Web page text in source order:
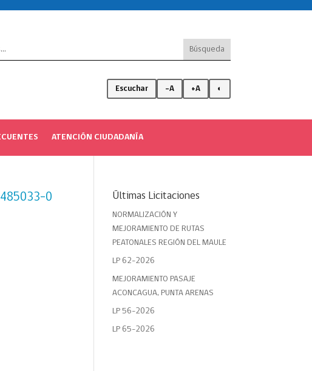
Escuchar -A +A ◐
ATENCIÓN CIUDADANÍA
0 Últimas Licitaciones
NORMALIZACIÓN Y
MEJORAMIENTO DE RUTAS
PEATONALES REGIÓN DEL MAULE
LP 62-2026
MEJORAMIENTO PASAJE
ACONCAGUA, PUNTA ARENAS
LP 56-2026
LP 65-2026